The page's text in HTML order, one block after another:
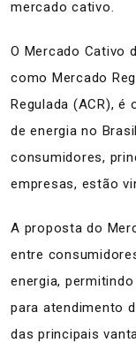
mercado cativo.
O Mercado Cativo
como Mercado
Regulada (ACR),
de energia no
consumidores,
empresas, estão
A proposta do
entre
energia,
para atendimento
das principais